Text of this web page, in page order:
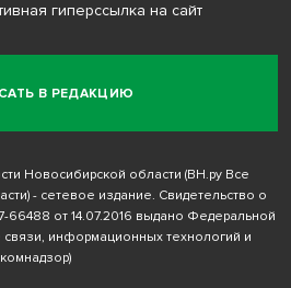
В РЕДАКЦИЮ
гиперссылка на сайт
Новосибирской области (ВН.ру Все
- сетевое издание. Свидетельство о
от 14.07.2016 выдано Федеральной
информационных технологий и